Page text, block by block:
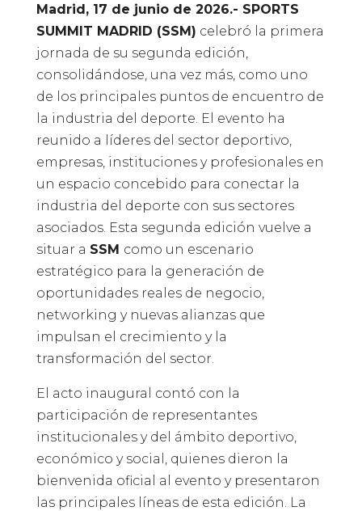
Madrid, 17 de junio de 2026.- SPORTS
SUMMIT MADRID (SSM) celebró la primera
jornada de su segunda edición,
consolidándose, una vez más, como uno
de los principales puntos de encuentro de
la industria del deporte. El evento ha
reunido a líderes del sector deportivo,
empresas, instituciones y profesionales en
un espacio concebido para conectar la
industria del deporte con sus sectores
asociados. Esta segunda edición vuelve a
situar a SSM como un escenario
estratégico para la generación de
oportunidades reales de negocio,
networking y nuevas alianzas que
impulsan el crecimiento y la
transformación del sector.
El acto inaugural contó con la
participación de representantes
institucionales y del ámbito deportivo,
económico y social, quienes dieron la
bienvenida oficial al evento y presentaron
las principales líneas de esta edición. La